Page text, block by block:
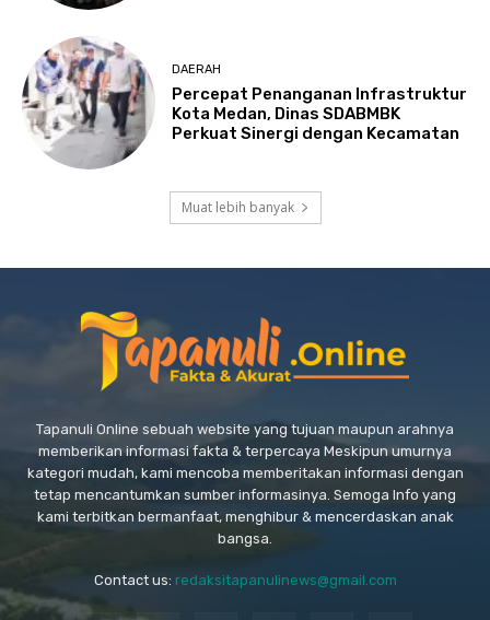
DAERAH
Percepat Penanganan Infrastruktur
Kota Medan, Dinas SDABMBK
Perkuat Sinergi dengan Kecamatan
Muat lebih banyak
Tapanuli Online sebuah website yang tujuan maupun arahnya
memberikan informasi fakta & terpercaya Meskipun umurnya
kategori mudah, kami mencoba memberitakan informasi dengan
tetap mencantumkan sumber informasinya. Semoga Info yang
kami terbitkan bermanfaat, menghibur & mencerdaskan anak
bangsa.
Contact us: redaksitapanulinews@gmail.com